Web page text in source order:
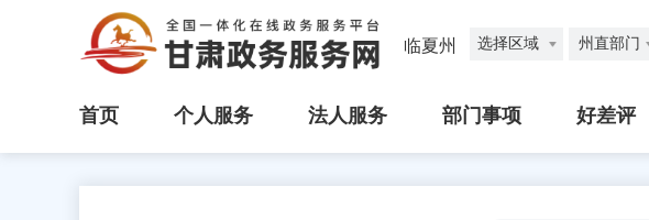
临夏州 选择区域 州直部门
首页 个人服务 法人服务 部门事项 好差评